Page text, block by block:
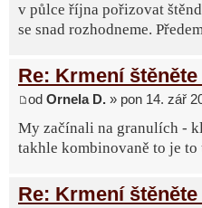
v půlce října pořizovat
se snad rozhodneme.
Re: Krmení
od Ornela D. » pon 14. zář
My začínali na granulích -
takhle kombinovaně to je to
Re: Krmení